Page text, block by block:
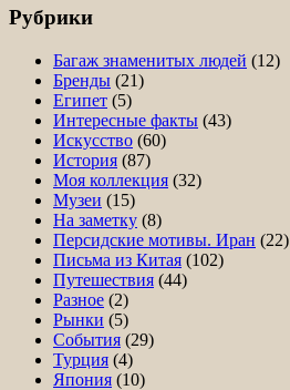
Рубрики
Багаж знаменитых людей (12)
Бренды (21)
Египет (5)
Интересные факты (43)
Искусство (60)
История (87)
Моя коллекция (32)
Музеи (15)
На заметку (8)
Персидские мотивы. Иран (22)
Письма из Китая (102)
Путешествия (44)
Разное (2)
Рынки (5)
События (29)
Турция (4)
Япония (10)